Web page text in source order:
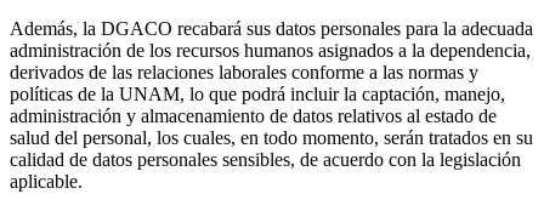
Además, la DGACO recabará sus datos personales para la adecuada
administración de los recursos humanos asignados a la dependencia,
derivados de las relaciones laborales conforme a las normas y
políticas de la UNAM, lo que podrá incluir la captación, manejo,
administración y almacenamiento de datos relativos al estado de
salud del personal, los cuales, en todo momento, serán tratados en su
calidad de datos personales sensibles, de acuerdo con la legislación
aplicable.